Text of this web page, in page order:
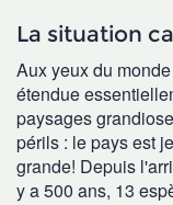
La situation
Aux yeux du
étendue
paysages
périls : le pays est
grande! Depuis
y a 500 ans, 13